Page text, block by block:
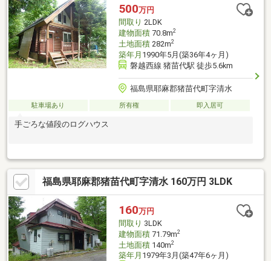
500万円
間取り 2LDK
建物面積70.8m2
土地面積282m2
築年月 1990年5月(築36年4ヶ月)
磐越西線 猪苗代駅 徒歩5.6km
福島県耶麻郡猪苗代町字清水
駐車場あり 所有権 即入居可
手ごろな値段のログハウス
福島県耶麻郡猪苗代町字清水 160万円 3LDK
160万円
間取り 3LDK
建物面積71.79m2
土地面積140m2
築年月 1979年3月(築47年6ヶ月)